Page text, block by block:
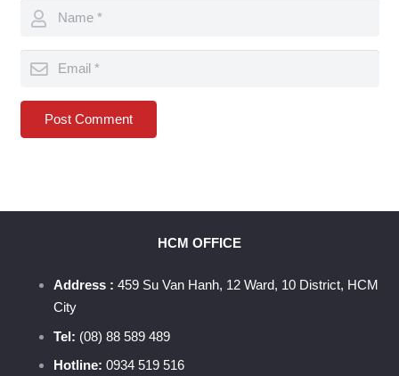
Post Comment
HCM OFFICE
Address : 459 Su Van Hanh, 12 Ward, 10 District, HCM
City
Tel: (08) 88 589 489
Hotline: 0934 519 516